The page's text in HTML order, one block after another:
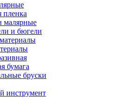
пленка
малярные
и бюгели
бумага
бруски